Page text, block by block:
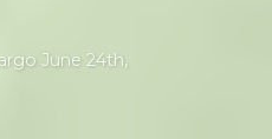
June 24th,